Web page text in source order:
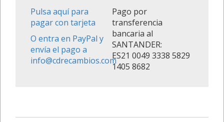
Pulsa aquí para
pagar con tarjeta
O entra en PayPal y
envía el pago a
info@cdrecambios.com
Pago por
transferencia
bancaria al
SANTANDER:
ES21 0049 3338 5829
1405 8682